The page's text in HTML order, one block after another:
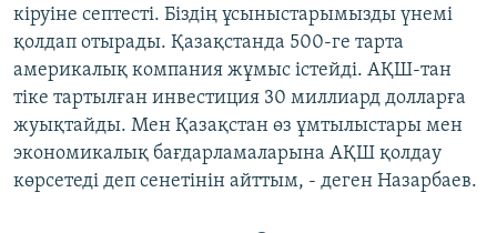
кіруіне септесті. Біздің ұсыныстарымызды үнемі
қолдап отырады. Қазақстанда 500-ге тарта
америкалық компания жұмыс істейді. АҚШ-тан
тіке тартылған инвестиция 30 миллиард долларға
жуықтайды. Мен Қазақстан өз ұмтылыстары мен
экономикалық бағдарламаларына АҚШ қолдау
көрсетеді деп сенетінін айттым, - деген Назарбаев.